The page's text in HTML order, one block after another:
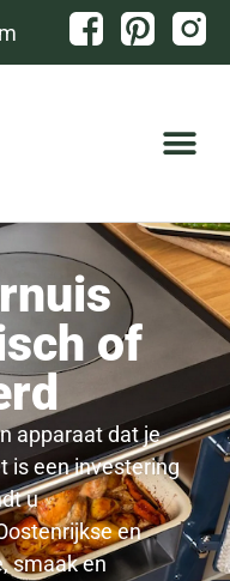
of
apparaat dat je
is een investering
u
en
smaak en